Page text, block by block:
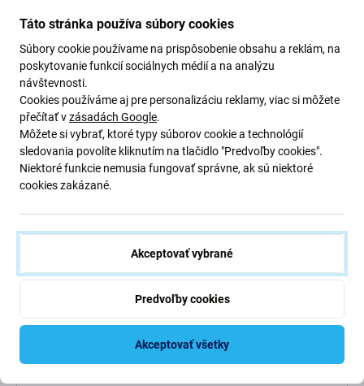
Popis a špecifikácia Doprava a vrátenie
Ultratenká Karta na Orezávanie Lepidla (10ks)
Plastová karta je určená na otváranie opravovaných zariadení.
Vďaka svojej minimálnej hrúbke je ideálna aj na otváranie zariadení
v ktorých je použité adhesivne lepidlo. Je možné ju použiť aj na
medzi LCD a rámom a ľahkou manipuláciu umožní otvorenie
Špecifikácia
Táto stránka používa súbory cookies
Súbory cookie používame na prispôsobenie obsahu a reklám, na
poskytovanie funkcií sociálnych médií a na analýzu
návštevnosti.
Cookies používáme aj pre personalizáciu reklamy, viac si môžete
přečítať vzásadách Google.
Môžete si vybrať, ktoré typy súborov cookie a technológií
sledovania povolíte kliknutím na tlačidlo "Predvoľby cookies".
Niektoré funkcie nemusia fungovať správne, ak sú niektoré
cookies zakázané.
Akceptovať vybrané
Predvoľby cookies
Akceptovať všetky